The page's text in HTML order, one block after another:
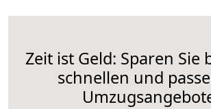
Zeit ist Geld: Sparen Sie
schnellen und